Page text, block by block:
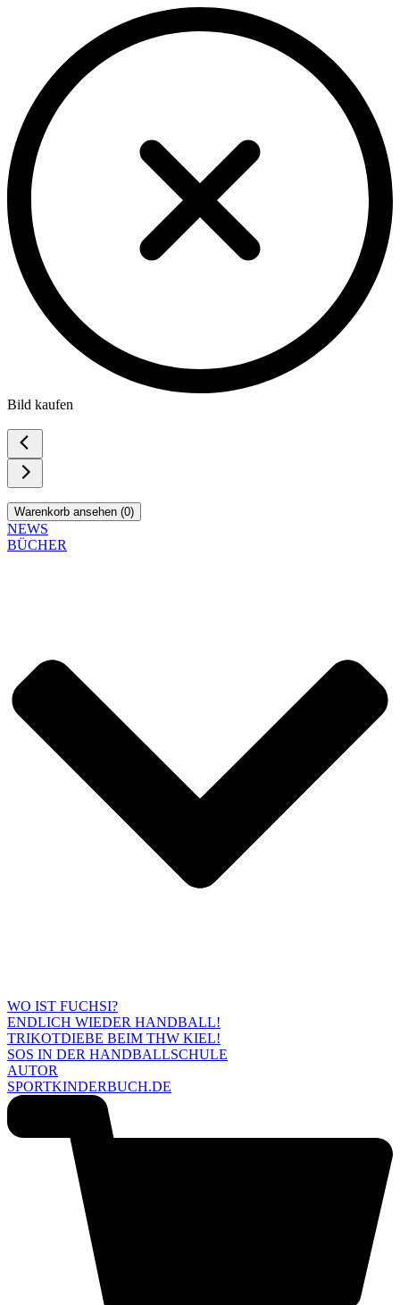
Bild kaufen
Warenkorb ansehen (0)
NEWS
BÜCHER
WO IST FUCHSI?
ENDLICH WIEDER HANDBALL!
TRIKOTDIEBE BEIM THW KIEL!
SOS IN DER HANDBALLSCHULE
AUTOR
SPORTKINDERBUCH.DE